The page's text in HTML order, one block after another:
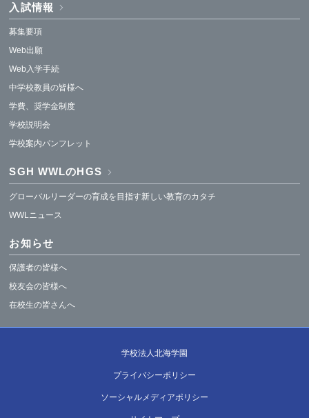
入試情報
募集要項
Web出願
Web入学手続
中学校教員の皆様へ
学費、奨学金制度
学校説明会
学校案内パンフレット
SGH WWLのHGS
グローバルリーダーの育成を目指す新しい教育のカタチ
WWLニュース
お知らせ
保護者の皆様へ
校友会の皆様へ
在校生の皆さんへ
学校法人北海学園
プライバシーポリシー
ソーシャルメディアポリシー